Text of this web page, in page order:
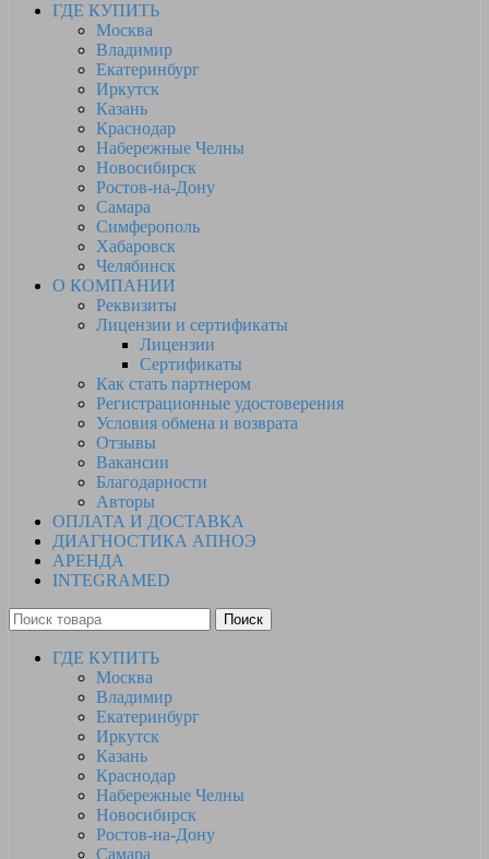
ГДЕ КУПИТЬ
Москва
Владимир
Екатеринбург
Иркутск
Казань
Краснодар
Набережные Челны
Новосибирск
Ростов-на-Дону
Самара
Симферополь
Хабаровск
Челябинск
О КОМПАНИИ
Реквизиты
Лицензии и сертификаты
Лицензии
Сертификаты
Как стать партнером
Регистрационные удостоверения
Условия обмена и возврата
Отзывы
Вакансии
Благодарности
Авторы
ОПЛАТА И ДОСТАВКА
ДИАГНОСТИКА АПНОЭ
АРЕНДА
INTEGRAMED
Поиск
ГДЕ КУПИТЬ
Москва
Владимир
Екатеринбург
Иркутск
Казань
Краснодар
Набережные Челны
Новосибирск
Ростов-на-Дону
Самара